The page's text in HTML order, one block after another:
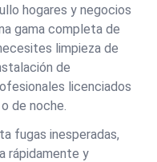
hogares y negocios
gama completa de
limpieza de
de
licenciados
de noche.
fugas inesperadas,
rápidamente y